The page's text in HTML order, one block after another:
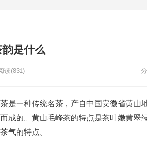
是什么
读(831)
是一种传统名茶，产自中国安徽省黄山
成的。黄山毛峰茶的特点是茶叶嫩黄翠
气的特点。